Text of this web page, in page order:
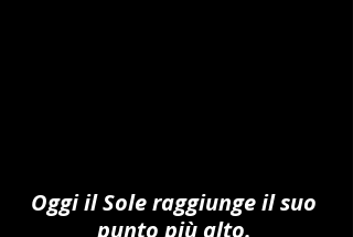
Oggi il Sole raggiunge il suo
punto più alto.